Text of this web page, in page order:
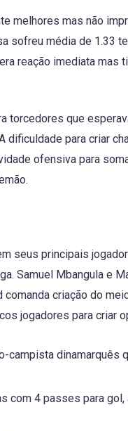
melhores mas não
sofreu média de 1.33
reação imediata
torcedores que
dificuldade para criar
ofensiva para
seus principais
Samuel Mbangula e
criação do
jogadores para criar
campista dinamarquês
com 4 passes para